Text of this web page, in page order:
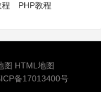
PHP教程
图 HTML地图
备17013400号